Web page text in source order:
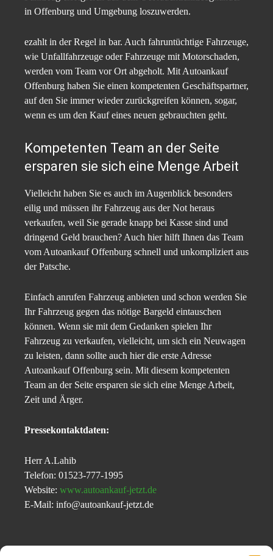
in Offenburg und Umgebung loszuwerden.
ezahlt in der Regel in bar. Auch fahruntüchtige Fahrzeuge,
wie Unfallfahrzeuge oder Fahrzeuge mit Motorschaden,
werden vom Team vor Ort abgeholt. Mit Autoankauf
Offenburg haben Sie einen kompetenten Geschäftspartner,
auf den Sie immer wieder zurückgreifen können, sogar,
wenn es um den Kauf eines neuen gebrauchten geht.
Kompetenten Team an der Seite
ersparen sie sich eine Menge Arbeit
Vielleicht haben Sie es auch im Augenblick besonders
eilig und müssen ihr Fahrzeug aus der Not heraus
verkaufen, weil Sie gerade knapp bei Kasse sind und
dringend Geld brauchen? Auch hier hilft Ihnen das Team
vom Autoankauf Offenburg schnell und unkompliziert aus
der Patsche.
Einfach anrufen Fahrzeug anbieten und schon werden Sie
Ihr Fahrzeug gegen das nötige Bargeld eintauschen
können. Wenn sie mit dem Gedanken spielen Ihr
Fahrzeug zu verkaufen, vielleicht, um sich ein Neuwagen
zu leisten, dann sollte auch hier die erste Adresse
Autoankauf Offenburg sein. Mit diesem kompetenten
Team an der Seite ersparen sie sich eine Menge Arbeit,
Zeit und Ärger.
Pressekontaktdaten:
Herr A.Lahib
Telefon: 01523-777-1995
Website: www.autoankauf-jetzt.de
E-Mail: info@autoankauf-jetzt.de